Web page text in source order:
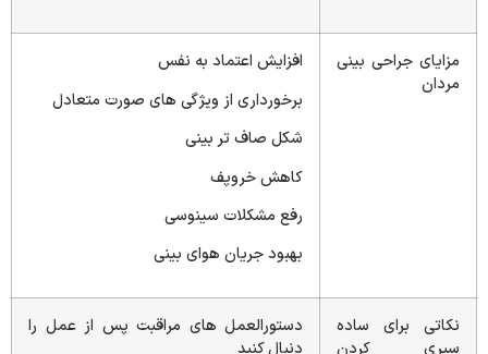
مزایای جراحی بینی
مردان
افزایش اعتماد به نفس
برخورداری از ویژگی های صورت متعادل
شکل صاف تر بینی
کاهش خروپف
رفع مشکلات سینوسی
بهبود جریان هوای بینی
نکاتی برای ساده
دستورالعمل های مراقبت پس از عمل را